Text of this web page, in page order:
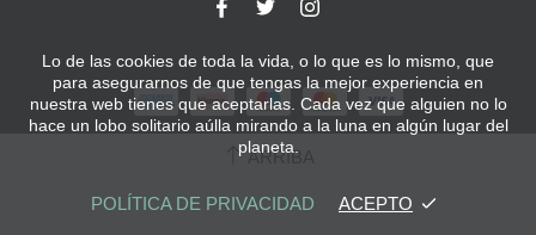
ARRIBA
Lo de las cookies de toda la vida, o lo que es lo mismo, que
para asegurarnos de que tengas la mejor experiencia en
nuestra web tienes que aceptarlas. Cada vez que alguien no lo
hace un lobo solitario aúlla mirando a la luna en algún lugar del
planeta.
POLÍTICA DE PRIVACIDAD ACEPTO